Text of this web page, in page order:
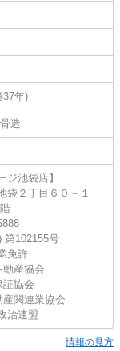
37年)
造
ジ池袋店】
袋２丁目６０－１
第102155号
免許
動産協会
証協会
産関連業協会
治連盟
情報の見方